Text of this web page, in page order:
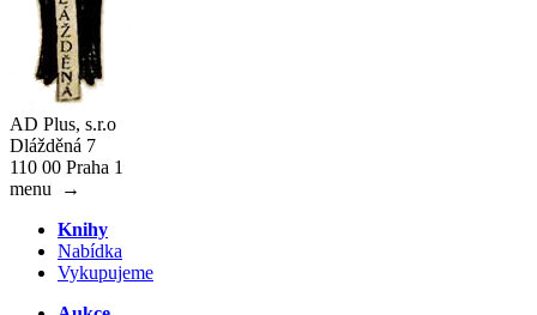
AD Plus, s.r.o
Dlážděná 7
110 00 Praha 1
menu
→
Knihy
Nabídka
Vykupujeme